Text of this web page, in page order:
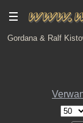
Gordana & Ralf